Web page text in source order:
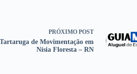
PRÓXIMO POST
de Movimentação em
Nísia Floresta – RN